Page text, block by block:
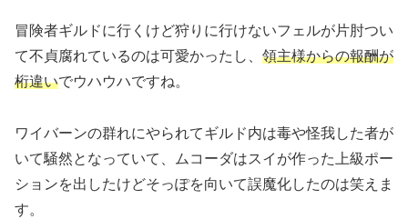
冒険者ギルドに行くけど狩りに行けないフェルが片肘つい
て不貞腐れているのは可愛かったし、 領主様からの報酬が
桁違いでウハウハですね。
ワイバーンの群れにやられてギルド内は毒や怪我した者が
いて騒然となっていて、ムコーダはスイが作った上級ポー
ションを出したけどそっぽを向いて誤魔化したのは笑えま
す。